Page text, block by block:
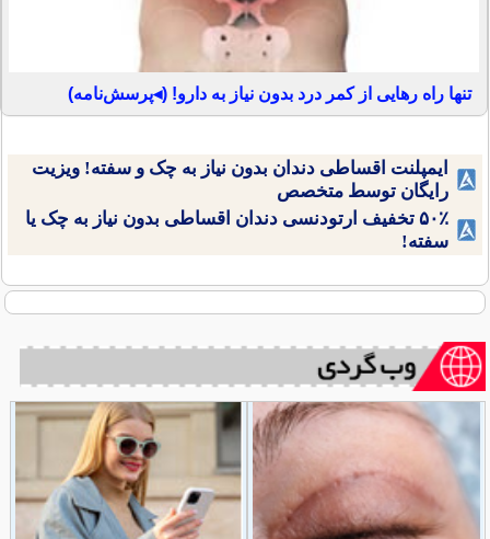
تنها راه رهایی از کمر درد بدون نیاز به دارو! (◂پرسش‌نامه)
ایمپلنت اقساطی دندان بدون نیاز به چک و سفته! ویزیت
رایگان توسط متخصص
۵۰٪ تخفیف ارتودنسی دندان اقساطی بدون نیاز به چک یا
سفته!